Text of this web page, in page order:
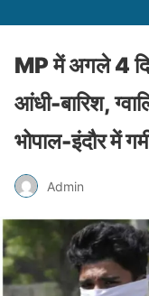
MP में अगले 4
आंधी-बारिश,
भोपाल-इंदौर में
Admin